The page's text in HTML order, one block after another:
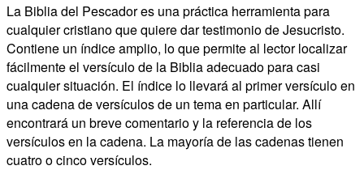
La Biblia del Pescador es una práctica herramienta para
cualquier cristiano que quiere dar testimonio de Jesucristo.
Contiene un índice amplio, lo que permite al lector localizar
fácilmente el versículo de la Biblia adecuado para casi
cualquier situación. El índice lo llevará al primer versículo en
una cadena de versículos de un tema en particular. Allí
encontrará un breve comentario y la referencia de los
versículos en la cadena. La mayoría de las cadenas tienen
cuatro o cinco versículos.